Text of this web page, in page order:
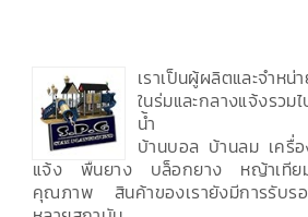
เราเป็นผู้ผลิตและจำหน่
ในร่มและกลางแจ้งรวม
น้ำ
บ้านบอล บ้านลม เครื่
แจ้ง พื้นยาง บล็อกยาง หญ้าเทีย
คุณภาพ สินค้าของเรายังมีการรับรอ